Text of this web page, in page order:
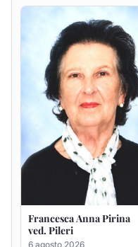
Francesca Anna Pirina
ved. Pileri
6 agosto 2026